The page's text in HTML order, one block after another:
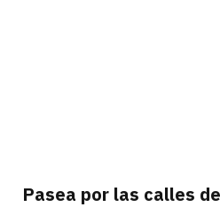
Pasea por las calles